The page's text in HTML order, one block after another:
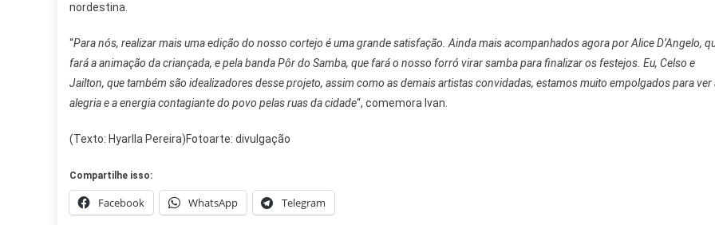
nordestina.
“Para nós, realizar mais uma edição do nosso cortejo é uma grande satisfação. Ainda mais acompanhados agora por Alice D’Angelo,
fará a animação da criançada, e pela banda Pôr do Samba, que fará o nosso forró virar samba para finalizar os festejos. Eu, Celso e
Jailton, que também são idealizadores desse projeto, assim como as demais artistas convidadas, estamos muito empolgados para ver
alegria e a energia contagiante do povo pelas ruas da cidade“, comemora Ivan.
(Texto: Hyarlla Pereira)Fotoarte: divulgação
Compartilhe isso:
Facebook WhatsApp Telegram